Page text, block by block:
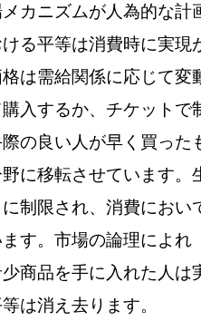
カニズムが人為的な計
る平等は消費時に実現
は需給関係に応じて変
入するか、チケットで
の良い人が早く買った
に移転させています。
制限され、消費におい
す。市場の論理によれ
商品を手に入れた人は
は消え去ります。